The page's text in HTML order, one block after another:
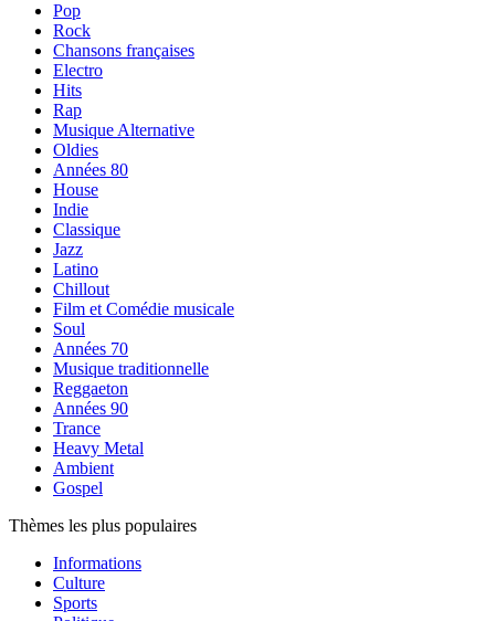
Pop
Rock
Chansons françaises
Electro
Hits
Rap
Musique Alternative
Oldies
Années 80
House
Indie
Classique
Jazz
Latino
Chillout
Film et Comédie musicale
Soul
Années 70
Musique traditionnelle
Reggaeton
Années 90
Trance
Heavy Metal
Ambient
Gospel
Thèmes les plus populaires
Informations
Culture
Sports